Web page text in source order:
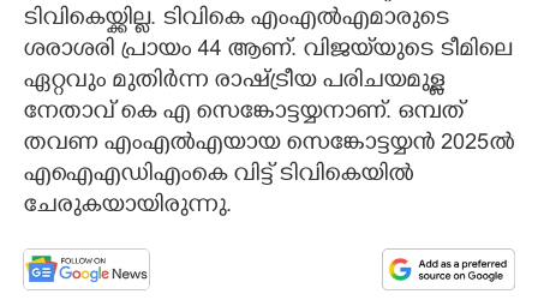
ടിവികെയ്ക്കില്ല. ടിവികെ എംഎൽഎമാരുടെ
ശരാശരി പ്രായം 44 ആണ്. വിജയ്‌യുടെ ടീമിലെ
ഏറ്റവും മുതിർന്ന രാഷ്ട്രീയ പരിചയമുള്ള
നേതാവ് കെ എ സെങ്കോട്ടയ്യനാണ്. ഒമ്പത്
തവണ എംഎൽഎയായ സെങ്കോട്ടയ്യൻ 2025ൽ
എഐഎഡിഎംകെ വിട്ട് ടിവികെയിൽ
ചേരുകയായിരുന്നു.